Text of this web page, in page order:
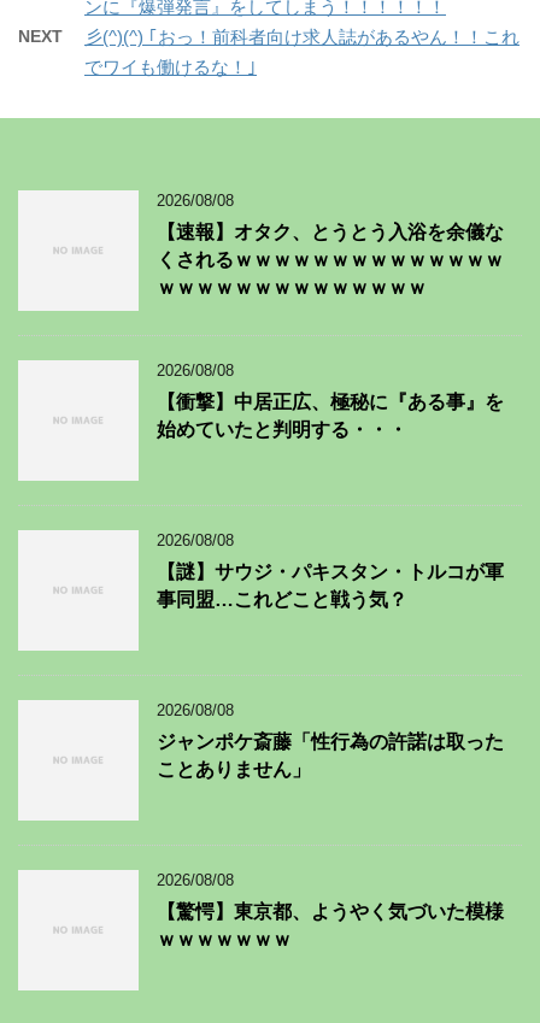
ンに『爆弾発言』をしてしまう！！！！！！
NEXT
彡(^)(^) ｢おっ！前科者向け求人誌があるやん！！これ
でワイも働けるな！｣
2026/08/08
【速報】オタク、とうとう入浴を余儀な
くされるｗｗｗｗｗｗｗｗｗｗｗｗｗｗ
ｗｗｗｗｗｗｗｗｗｗｗｗｗｗ
2026/08/08
【衝撃】中居正広、極秘に『ある事』を
始めていたと判明する・・・
2026/08/08
【謎】サウジ・パキスタン・トルコが軍
事同盟…これどこと戦う気？
2026/08/08
ジャンポケ斎藤「性行為の許諾は取った
ことありません」
2026/08/08
【驚愕】東京都、ようやく気づいた模様
ｗｗｗｗｗｗｗ